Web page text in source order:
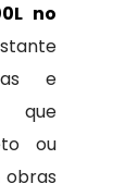
no
e
que
ou